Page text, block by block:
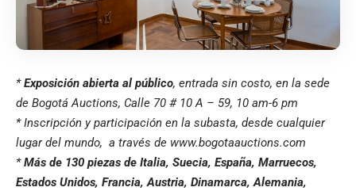
*Exposición abierta al público, entrada sin costo, en la sede
de Bogotá Auctions, Calle 70 # 10 A – 59, 10 am-6 pm
* Inscripción y participación en la subasta, desde cualquier
lugar del mundo, a través de www.bogotaauctions.com
*Más de 130 piezas de Italia, Suecia, España, Marruecos,
Estados Unidos, Francia, Austria, Dinamarca, Alemania,